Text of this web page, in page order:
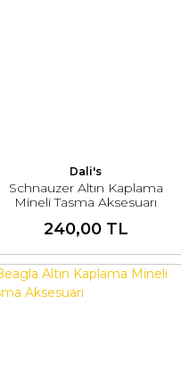
Dali's
Schnauzer Altın Kaplama
Mineli Tasma Aksesuarı
240,00 TL